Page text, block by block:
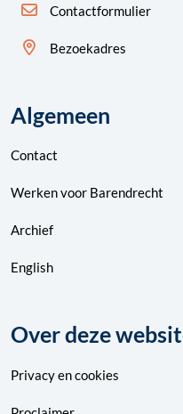
Contactformulier
Bezoekadres
Algemeen
Contact
Werken voor Barendrecht
Archief
English
Over deze
Privacyencookies